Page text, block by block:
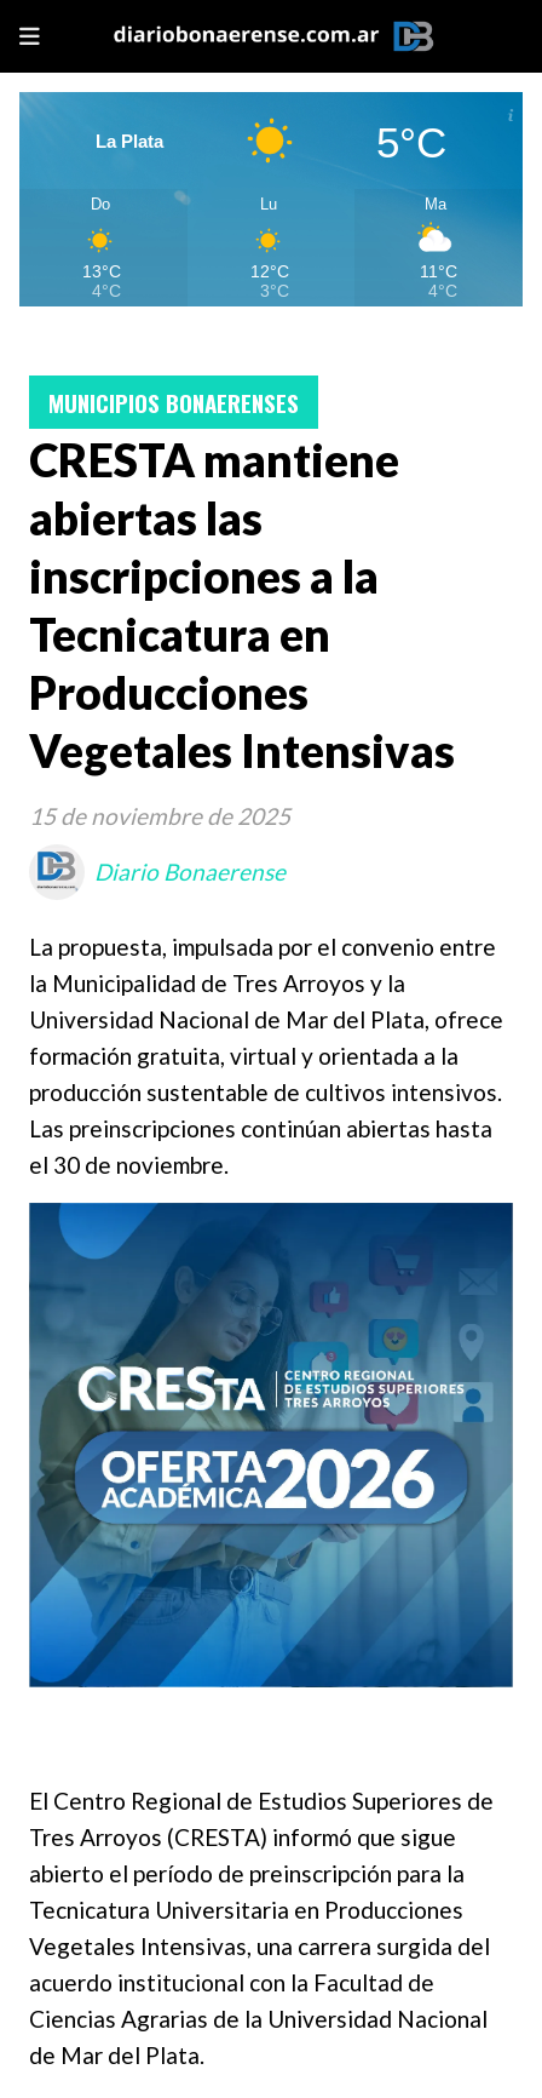
La Plata 5°C
Do
13°C
4°C
Lu
12°C
3°C
Ma
11°C
4°C
CRESTA mantiene
abiertas las
inscripciones a la
Tecnicatura en
Producciones
Vegetales Intensivas
La propuesta, impulsada por el convenio entre
la Municipalidad de Tres Arroyos y la
Universidad Nacional de Mar del Plata, ofrece
formación gratuita, virtual y orientada a la
producción sustentable de cultivos intensivos.
Las preinscripciones continúan abiertas hasta
el 30 de noviembre.
MUNICIPIOS BONAERENSES
15 de noviembre de 2025
Diario Bonaerense
El Centro Regional de Estudios Superiores de
Tres Arroyos (CRESTA) informó que sigue
abierto el período de preinscripción para la
Tecnicatura Universitaria en Producciones
Vegetales Intensivas, una carrera surgida del
acuerdo institucional con la Facultad de
Ciencias Agrarias de la Universidad Nacional
de Mar del Plata.